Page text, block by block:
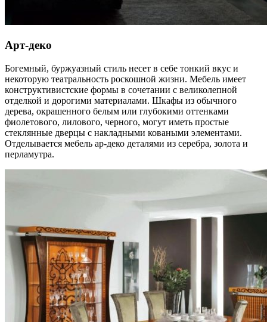
Арт-деко
Богемный, буржуазный стиль несет в себе тонкий вкус и
некоторую театральность роскошной жизни. Мебель имеет
конструктивистские формы в сочетании с великолепной
отделкой и дорогими материалами. Шкафы из обычного
дерева, окрашенного белым или глубокими оттенками
фиолетового, лилового, черного, могут иметь простые
стеклянные дверцы с накладными коваными элементами.
Отделывается мебель ар-деко деталями из серебра, золота и
перламутра.